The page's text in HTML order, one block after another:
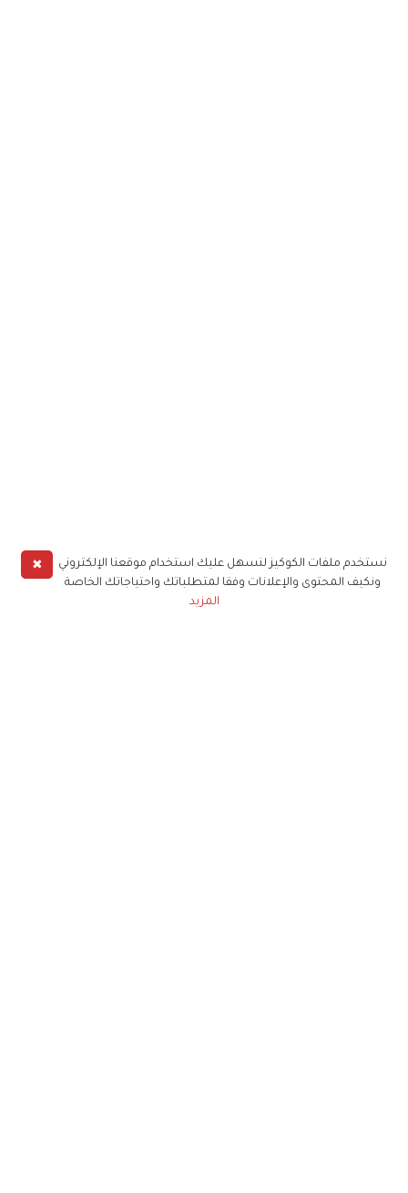
✖
نستخدم ملفات الكوكيز لنسهل عليك استخدام موقعنا الإلكتروني
ونكيف المحتوى والإعلانات وفقا لمتطلباتك واحتياجاتك الخاصة
المزيد